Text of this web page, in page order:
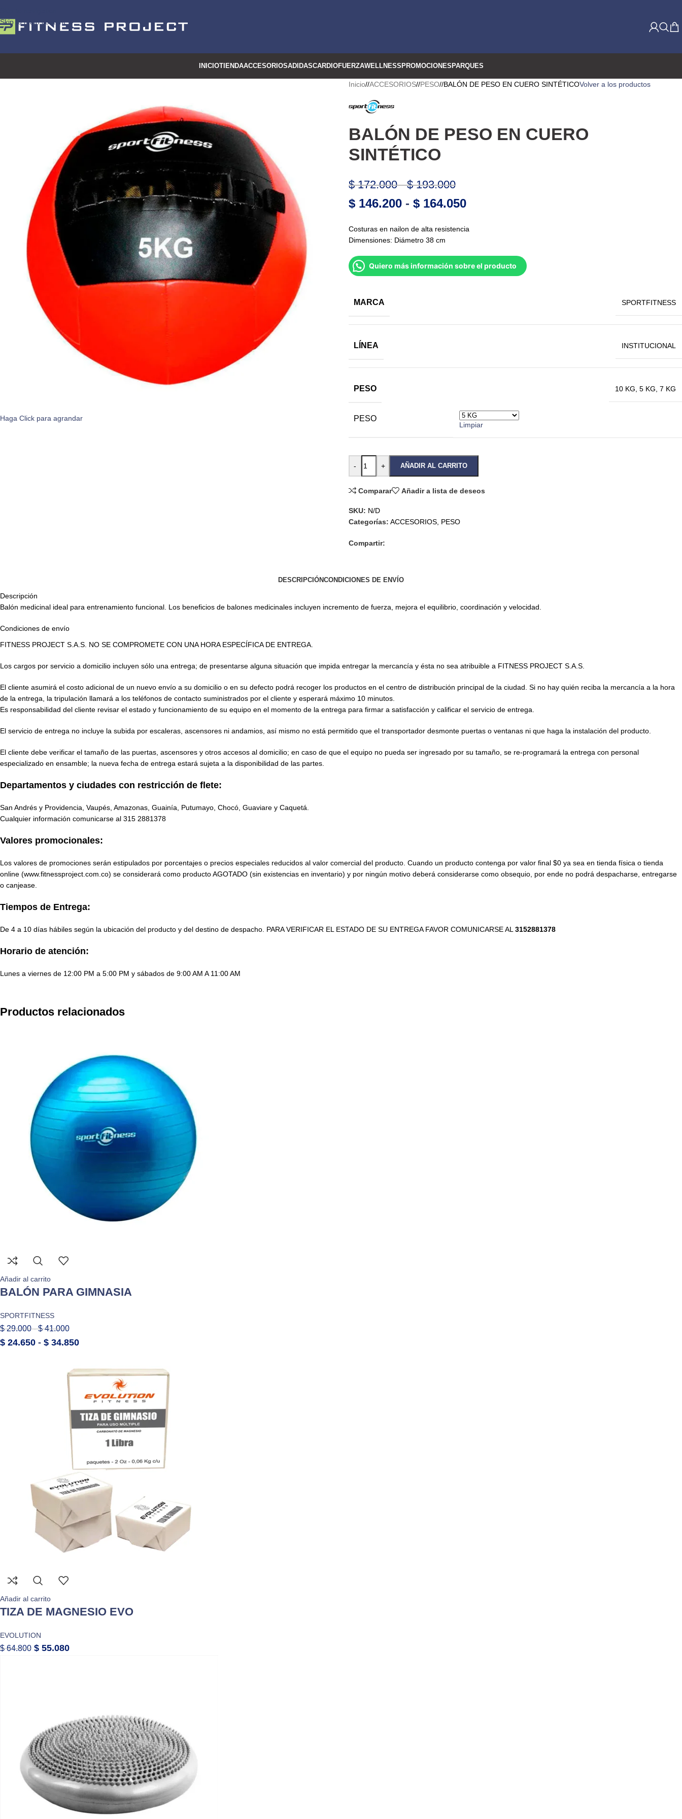
Skip to main content
INICIOTIENDAACCESORIOSADIDASCARDIOFUERZAWELLNESS PROMOCIONES PARQUES
Haga Click para agrandar
Inicio/ ACCESORIOS/ PESO/ BALÓN DE PESO EN CUERO SINTÉTICOVolver a los productos
BALÓN DE PESO EN CUERO
SINTÉTICO
$172.000 - $193.000
$ 146.200 - $ 164.050
Costuras en nailon de alta resistencia
Dimensiones: Diámetro 38 cm
Quiero más información sobre el producto
MARCA SPORTFITNESS
LÍNEA INSTITUCIONAL
PESO 10 KG, 5 KG, 7 KG
PESO
Limpiar
- + AÑADIR AL CARRITO
Comparar Añadir a lista de deseos
SKU: N/D
Categorías: ACCESORIOS, PESO
Compartir:
DESCRIPCIÓNCONDICIONES DE ENVÍO
Descripción
Balón medicinal ideal para entrenamiento funcional. Los beneficios de balones medicinales incluyen incremento de fuerza, mejora el equilibrio, coordinación y velocidad.
Condiciones de envío
FITNESS PROJECT S.A.S. NO SE COMPROMETE CON UNA HORA ESPECÍFICA DE ENTREGA.
Los cargos por servicio a domicilio incluyen sólo una entrega; de presentarse alguna situación que impida entregar la mercancía y ésta no sea atribuible a FITNESS PROJECT S.A.S.
El cliente asumirá el costo adicional de un nuevo envío a su domicilio o en su defecto podrá recoger los productos en el centro de distribución principal de la ciudad. Si no hay quién reciba la mercancía a la hora
de la entrega, la tripulación llamará a los teléfonos de contacto suministrados por el cliente y esperará máximo 10 minutos.
Es responsabilidad del cliente revisar el estado y funcionamiento de su equipo en el momento de la entrega para firmar a satisfacción y calificar el servicio de entrega.
El servicio de entrega no incluye la subida por escaleras, ascensores ni andamios, así mismo no está permitido que el transportador desmonte puertas o ventanas ni que haga la instalación del producto.
El cliente debe verificar el tamaño de las puertas, ascensores y otros accesos al domicilio; en caso de que el equipo no pueda ser ingresado por su tamaño, se re-programará la entrega con personal
especializado en ensamble; la nueva fecha de entrega estará sujeta a la disponibilidad de las partes.
Departamentos y ciudades con restricción de flete:
San Andrés y Providencia, Vaupés, Amazonas, Guainía, Putumayo, Chocó, Guaviare y Caquetá.
Cualquier información comunicarse al 315 2881378
Valores promocionales:
Los valores de promociones serán estipulados por porcentajes o precios especiales reducidos al valor comercial del producto. Cuando un producto contenga por valor final $0 ya sea en tienda física o tienda
online (www.fitnessproject.com.co) se considerará como producto AGOTADO (sin existencias en inventario) y por ningún motivo deberá considerarse como obsequio, por ende no podrá despacharse, entregarse
o canjease.
Tiempos de Entrega:
De 4 a 10 días hábiles según la ubicación del producto y del destino de despacho. PARA VERIFICAR EL ESTADO DE SU ENTREGA FAVOR COMUNICARSE AL3152881378
Horario de atención:
Lunes a viernes de 12:00 PM a 5:00 PM y sábados de 9:00 AM A 11:00 AM
Productos relacionados
Añadir al carrito
BALÓN PARA GIMNASIA
SPORTFITNESS
$29.000 - $41.000
$ 24.650 - $ 34.850
Añadir al carrito
TIZA DE MAGNESIO EVO
EVOLUTION
$64.800 $ 55.080